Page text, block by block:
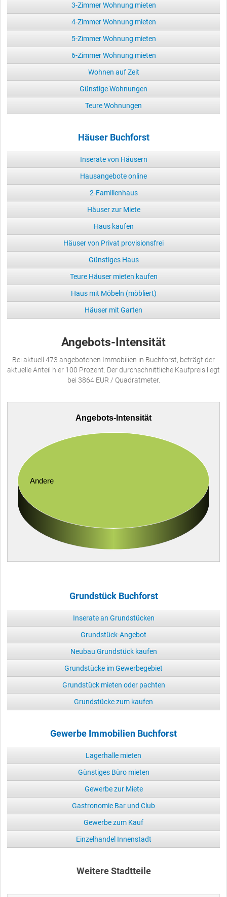
3-Zimmer Wohnung mieten
4-Zimmer Wohnung mieten
5-Zimmer Wohnung mieten
6-Zimmer Wohnung mieten
Wohnen auf Zeit
Günstige Wohnungen
Teure Wohnungen
Häuser Buchforst
Inserate von Häusern
Hausangebote online
2-Familienhaus
Häuser zur Miete
Haus kaufen
Häuser von Privat provisionsfrei
Günstiges Haus
Teure Häuser mieten kaufen
Haus mit Möbeln (möbliert)
Häuser mit Garten
Angebots-Intensität
Bei aktuell 473 angebotenen Immobilien in Buchforst, beträgt der
aktuelle Anteil hier 100 Prozent. Der durchschnittliche Kaufpreis liegt
bei 3864 EUR / Quadratmeter.
Angebots-Intensität
Andere
Grundstück Buchforst
Inserate an Grundstücken
Grundstück-Angebot
Neubau Grundstück kaufen
Grundstücke im Gewerbegebiet
Grundstück mieten oder pachten
Grundstücke zum kaufen
Gewerbe Immobilien Buchforst
Lagerhalle mieten
Günstiges Büro mieten
Gewerbe zur Miete
Gastronomie Bar und Club
Gewerbe zum Kauf
Einzelhandel Innenstadt
Weitere Stadtteile